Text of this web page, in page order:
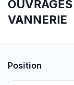
VANNERIE
Position